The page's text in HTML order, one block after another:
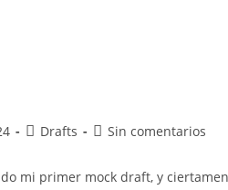
Drafts Sin comentarios
mi primer mock draft, y